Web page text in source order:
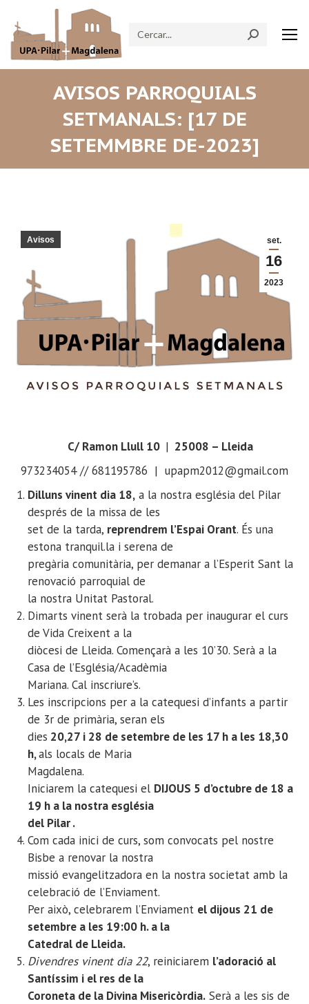
Search:
AVISOS PARROQUIALS
SETMANALS: [17 DE
SETEMMBRE DE-2023]
set.
16
2023
Avisos
C/ Ramon Llull 10 | 25008 – Lleida
973234054 // 681195786 | upapm2012@gmail.com
Dilluns vinent dia 18, a la nostra església del Pilar
després de la missa de les
set de la tarda, reprendrem l’Espai Orant. És una
estona tranquil.la i serena de
pregària comunitària, per demanar a l’Esperit Sant la
renovació parroquial de
la nostra Unitat Pastoral.
Dimarts vinent serà la trobada per inaugurar el curs
de Vida Creixent a la
diòcesi de Lleida. Començarà a les 10’30. Serà a la
Casa de l’Església/Acadèmia
Mariana. Cal inscriure’s.
Les inscripcions per a la catequesi d’infants a partir
de 3r de primària, seran els
dies 20,27 i 28 de setembre de les 17 h a les 18,30
h,als locals de Maria
Magdalena.
Iniciarem la catequesi el DIJOUS 5 d’octubre de 18 a
19 h a la nostra església
del Pilar .
Com cada inici de curs, som convocats pel nostre
Bisbe a renovar la nostra
missió evangelitzadora en la nostra societat amb la
celebració de l’Enviament.
Per això, celebrarem l’Enviament el dijous 21 de
setembre a les 19:00 h. a la
Catedral de Lleida.
Divendres vinent dia 22, reiniciarem l’adoració al
Santíssim i el res de la
Coroneta de la Divina Misericòrdia. Serà a les sis de